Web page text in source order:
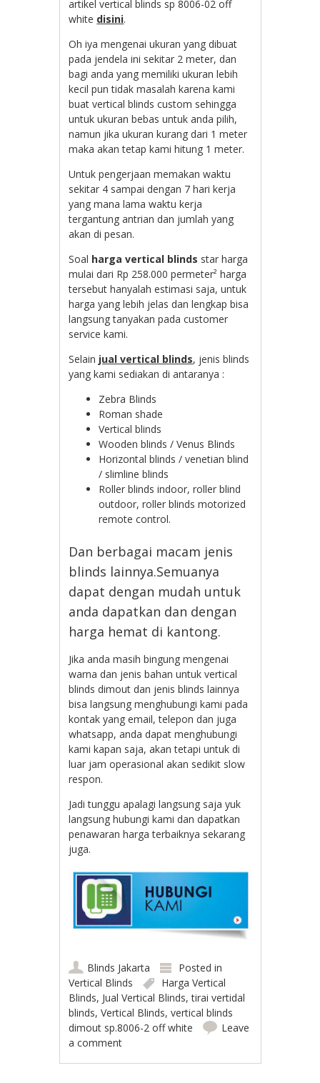
artikel vertical blinds sp 8006-02 off
white disini.
Oh iya mengenai ukuran yang dibuat
pada jendela ini sekitar 2 meter, dan
bagi anda yang memiliki ukuran lebih
kecil pun tidak masalah karena kami
buat vertical blinds custom sehingga
untuk ukuran bebas untuk anda pilih,
namun jika ukuran kurang dari 1 meter
maka akan tetap kami hitung 1 meter.
Untuk pengerjaan memakan waktu
sekitar 4 sampai dengan 7 hari kerja
yang mana lama waktu kerja
tergantung antrian dan jumlah yang
akan di pesan.
Soal harga vertical blinds star harga
mulai dari Rp 258.000 permeter² harga
tersebut hanyalah estimasi saja, untuk
harga yang lebih jelas dan lengkap bisa
langsung tanyakan pada customer
service kami.
Selain jual vertical blinds, jenis blinds
yang kami sediakan di antaranya :
Zebra Blinds
Roman shade
Vertical blinds
Wooden blinds / Venus Blinds
Horizontal blinds / venetian blind
/ slimline blinds
Roller blinds indoor, roller blind
outdoor, roller blinds motorized
remote control.
Dan berbagai macam jenis
blinds lainnya.Semuanya
dapat dengan mudah untuk
anda dapatkan dan dengan
harga hemat di kantong.
Jika anda masih bingung mengenai
warna dan jenis bahan untuk vertical
blinds dimout dan jenis blinds lainnya
bisa langsung menghubungi kami pada
kontak yang email, telepon dan juga
whatsapp, anda dapat menghubungi
kami kapan saja, akan tetapi untuk di
luar jam operasional akan sedikit slow
respon.
Jadi tunggu apalagi langsung saja yuk
langsung hubungi kami dan dapatkan
penawaran harga terbaiknya sekarang
juga.
Blinds Jakarta
Posted in
Vertical Blinds
Harga Vertical
Blinds, Jual Vertical Blinds,tirai vertidal
blinds,Vertical Blinds,vertical blinds
dimout sp.8006-2 off white
Leave
a comment